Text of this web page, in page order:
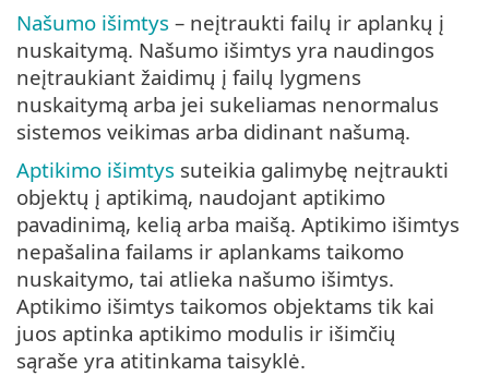
Našumo išimtys – neįtraukti failų ir aplankų į
nuskaitymą. Našumo išimtys yra naudingos
neįtraukiant žaidimų į failų lygmens
nuskaitymą arba jei sukeliamas nenormalus
sistemos veikimas arba didinant našumą.
Aptikimo išimtys suteikia galimybę neįtraukti
objektų į aptikimą, naudojant aptikimo
pavadinimą, kelią arba maišą. Aptikimo išimtys
nepašalina failams ir aplankams taikomo
nuskaitymo, tai atlieka našumo išimtys.
Aptikimo išimtys taikomos objektams tik kai
juos aptinka aptikimo modulis ir išimčių
sąraše yra atitinkama taisyklė.